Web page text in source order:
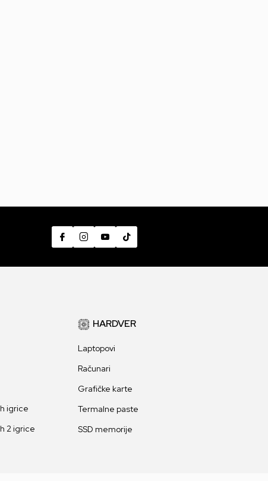
igrice
2 igrice
HARDVER
Laptopovi
Računari
Grafičke karte
Termalne paste
SSD memorije